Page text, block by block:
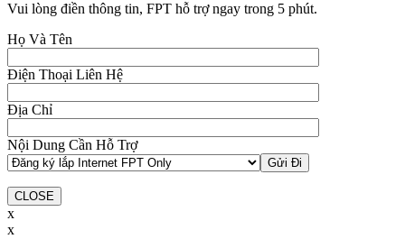
Vui lòng điền thông tin, FPT hỗ trợ ngay trong 5 phút.
Họ Và Tên
Điện Thoại Liên Hệ
Địa Chỉ
Nội Dung Cần Hỗ Trợ
CLOSE
x
x